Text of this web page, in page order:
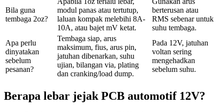
Bila guna
tembaga 2oz?
modul panas atau tertutup,
laluan kompak melebihi 8A-
10A, atau bajet mV ketat.
berterusan atau
RMS sebenar untuk
suhu tembaga.
Apa perlu
dinyatakan
sebelum
pesanan?
Tembaga siap, arus
maksimum, fius, arus pin,
jatuhan dibenarkan, suhu
ujian, bilangan via, plating
dan cranking/load dump.
Pada 12V, jatuhan
voltan sering
mengehadkan
sebelum suhu.
Berapa lebar jejak PCB automotif 12V?